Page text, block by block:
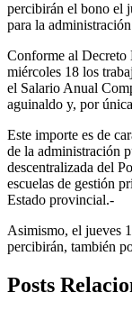
percibirán el bono el
para la
Conforme al Decreto
miércoles 18 los
el Salario Anual
aguinaldo y, por
Este importe es de
de la administración
descentralizada del
escuelas de gestión
Estado provincial.-
Asimismo, el jueves
percibirán, también
Posts